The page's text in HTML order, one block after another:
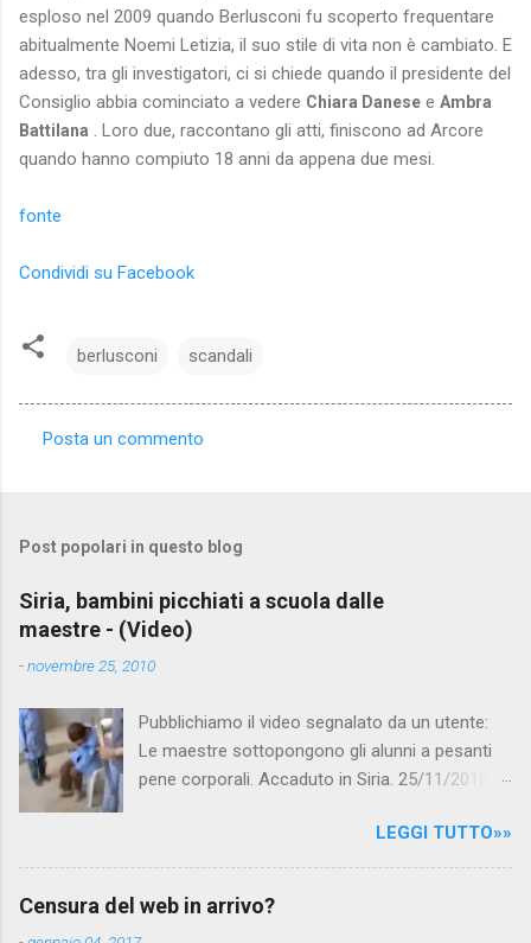
esploso nel 2009 quando Berlusconi fu scoperto frequentare
abitualmente Noemi Letizia, il suo stile di vita non è cambiato. E
adesso, tra gli investigatori, ci si chiede quando il presidente del
Consiglio abbia cominciato a vedere Chiara Danese e Ambra
Battilana
. Loro due, raccontano gli atti, finiscono ad Arcore
quando hanno compiuto 18 anni da appena due mesi.
fonte
Condividi su Facebook
berlusconi scandali
e
n
t
Posta un commento
Post popolari in questo blog
Siria, bambini picchiati a scuola dalle
maestre - (Video)
-novembre 25, 2010
Pubblichiamo il video segnalato da un utente:
Le maestre sottopongono gli alunni a pesanti
pene corporali. Accaduto in Siria. 25/11/2010
Canale 5 "Forum" si è interessato al caso,
interpellando prontamente l'ambasciata siriana,
per fare luce sulla vicenda: è emerso che il
LEGGI TUTTO»»
Censura del web in arrivo?